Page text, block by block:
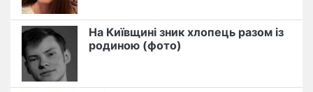
На Київщині зник хлопець разом із
родиною (фото)